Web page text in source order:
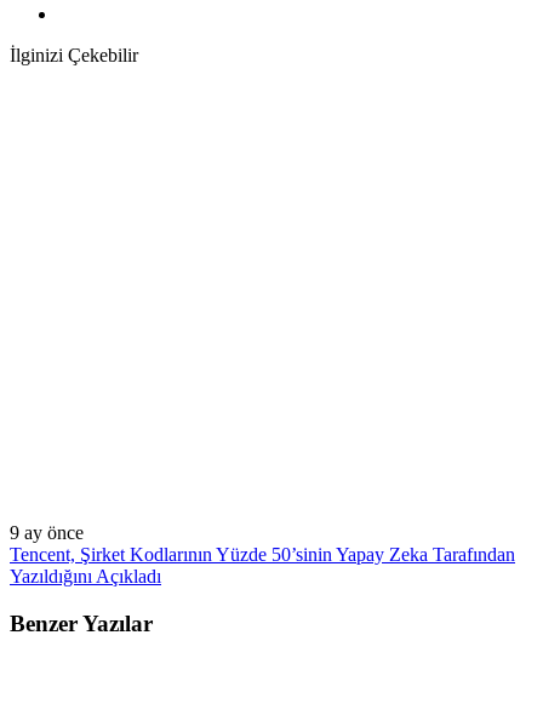
İlginizi Çekebilir
9 ay önce
Tencent, Şirket Kodlarının Yüzde 50’sinin Yapay Zeka Tarafından
Yazıldığını Açıkladı
Benzer Yazılar